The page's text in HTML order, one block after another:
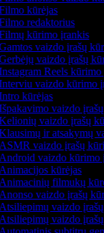
kūrėjas
redaktorius
kūrimo įrankis
vaizdo įrašų
vaizdo įrašų
Reels kūrimo
vaizdo kūrimo
kūrėjas
vaizdo įrašų
vaizdo įrašų
ir atsakymų
vaizdo įrašų
vaizdo kūrimo
kūrėjas
filmukų
vaizdo įrašų
vaizdo įrašų
vaizdo įrašų